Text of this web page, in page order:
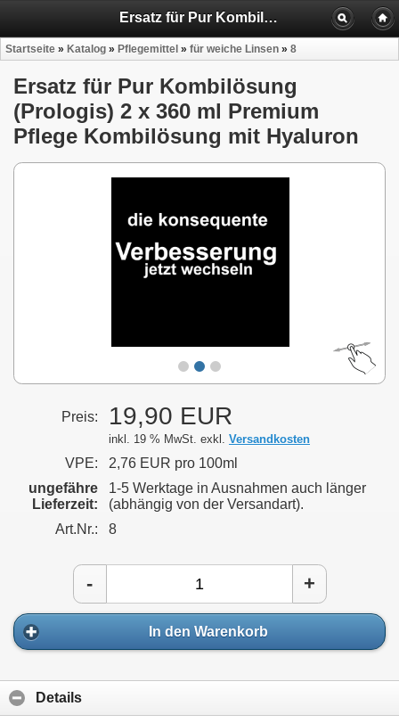
Ersatz für Pur Kombilösung (Prologis) 2 x 360 ml Premium Pflege Kombilösung mit Hyaluron
Startseite » Katalog » Pflegemittel » für weiche Linsen » 8
Ersatz für Pur Kombilösung
(Prologis) 2 x 360 ml Premium
Pflege Kombilösung mit Hyaluron
Preis: 19,90 EUR
inkl. 19 % MwSt. exkl. Versandkosten
VPE:
2,76 EUR pro 100ml
ungefähre
Lieferzeit:
1-5 Werktage in Ausnahmen auch länger
(abhängig von der Versandart).
Art.Nr.:
8
- +
In den Warenkorb
Details